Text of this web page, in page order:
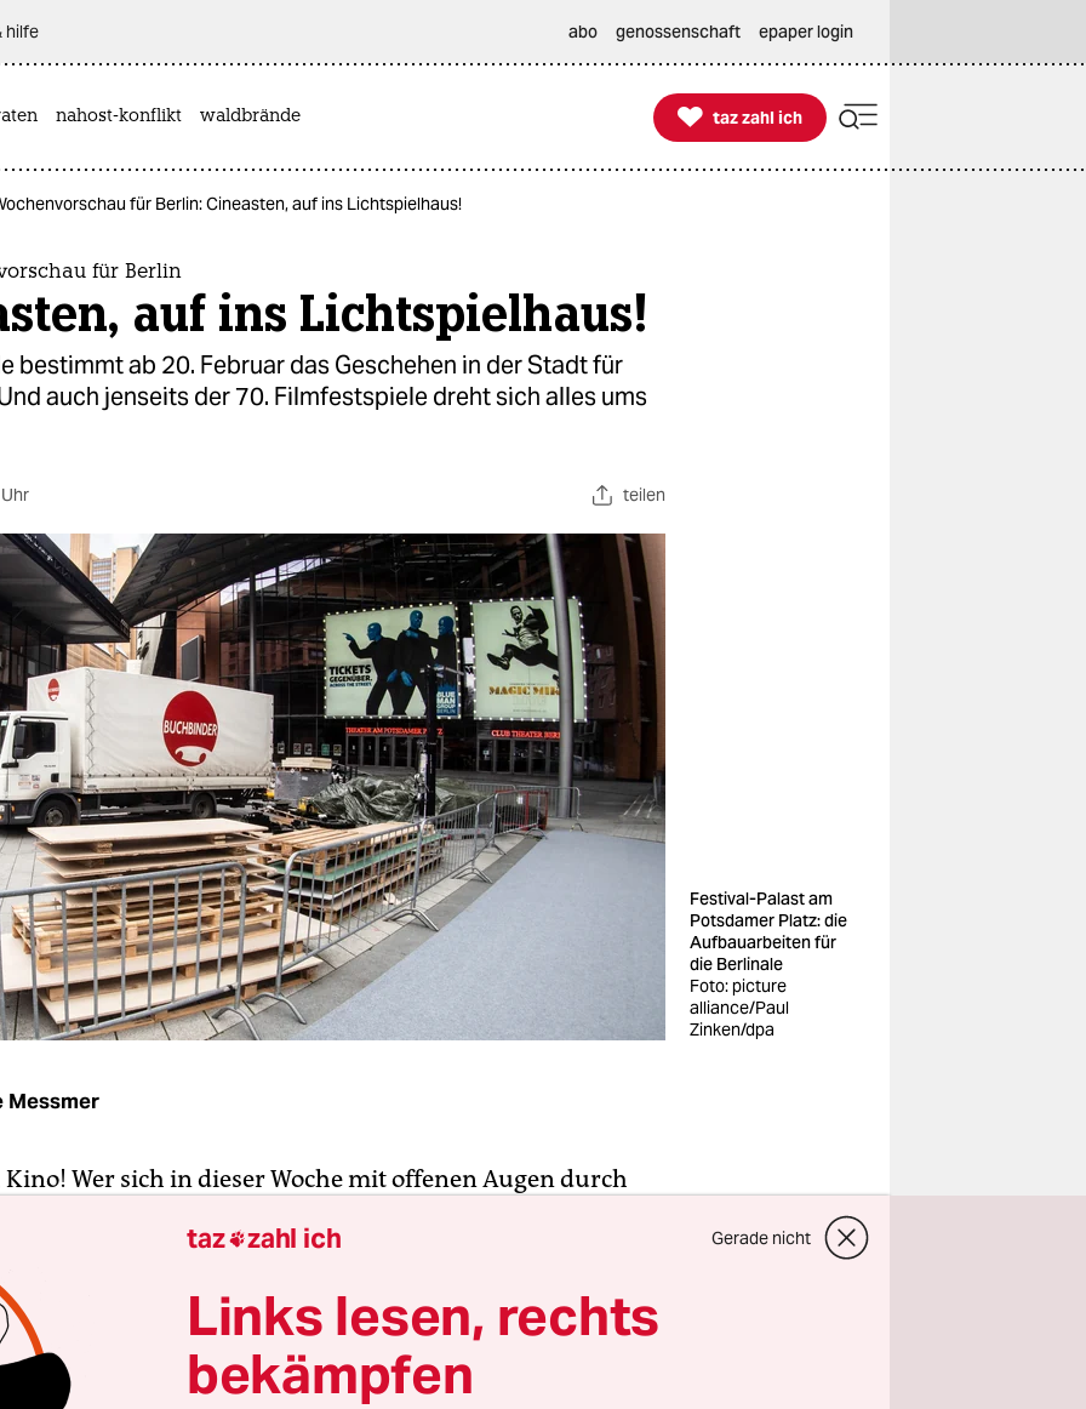
hilfe abo genossenschaft epaper login
nahost-konflikt waldbrände 
taz zahl ich
taz zahl ich
für Berlin: Cineasten, auf ins Lichtspielhaus!
für Berlin
auf ins Lichtspielhaus!
bestimmt ab 20. Februar das Geschehen in der Stadt für
auch jenseits der 70. Filmfestspiele dreht sich alles ums
teilen
Festival-Palast am
Potsdamer Platz: die
Aufbauarbeiten für
die Berlinale
Foto: picture
alliance/Paul
Zinken/dpa
Messmer
Wer sich in dieser Woche mit offenen Augen durch
auseinanderzusetzen, den70. Internationalen
Filmfestivals in Cannes und Venedig zu den wichtigsten
Auch deshalb lohnt sich der Blick: Es ist die erste
der neuen Doppelspitze Carlo Chatrian und Mariette
taz zahl ich Gerade nicht
Links lesen, rechts
bekämpfen